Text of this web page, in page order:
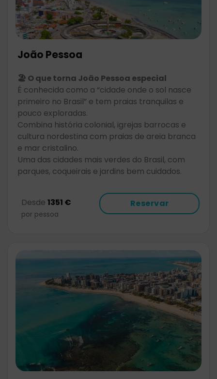
João Pessoa
🏖️ O que torna João Pessoa especial
É conhecida como a “cidade onde o sol nasce
primeiro no Brasil” e tem praias tranquilas e
pouco exploradas.
Combina história colonial, igrejas barrocas e
cultura nordestina com praias de areia branca
e mar cristalino.
Uma das cidades mais verdes do Brasil, com
parques, coqueirais e jardins bem cuidados.
Desde 1351 €
por pessoa
Reservar